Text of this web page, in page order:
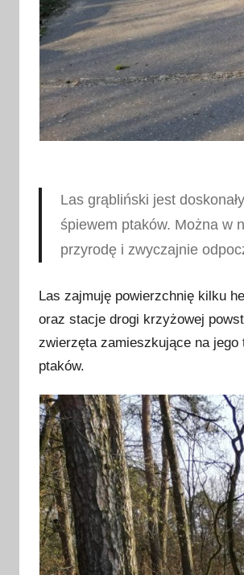
Las grąbliński jest
śpiewem ptaków. Można w
przyrodę i zwyczajnie
Las zajmuję powierzchnię kilku
oraz stacje drogi krzyżowej
zwierzęta zamieszkujące na
ptaków.